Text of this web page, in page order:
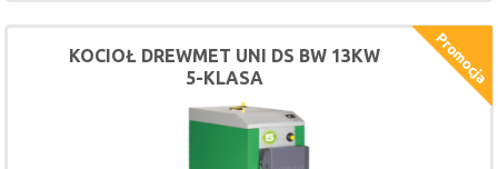
KOCIOŁ DREWMET UNI DS BW 13KW
5-KLASA